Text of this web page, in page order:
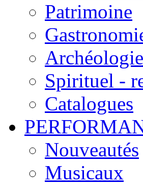
Patrimoine
Archéologie
Spirituel -
Catalogues
Nouveautés
Musicaux